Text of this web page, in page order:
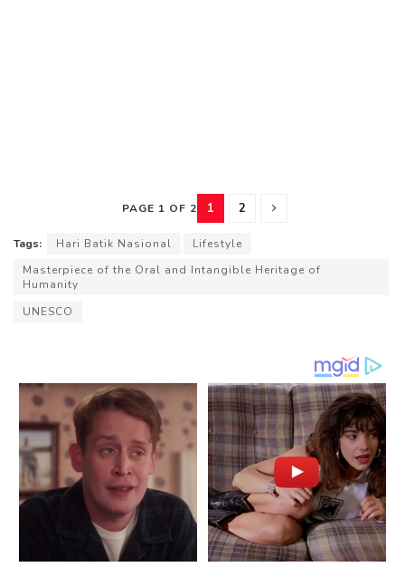
PAGE 1 OF 2 1 2
Tags: Hari Batik Nasional
Lifestyle
Masterpiece of the Oral and Intangible Heritage of
Humanity
UNESCO